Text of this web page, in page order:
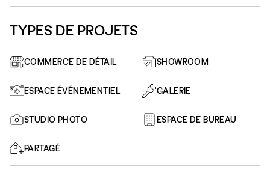
TYPES DE PROJETS
COMMERCE DE DÉTAIL SHOWROOM
ESPACE ÉVÉNEMENTIEL GALERIE
STUDIO PHOTO ESPACE DE BUREAU
PARTAGÉ